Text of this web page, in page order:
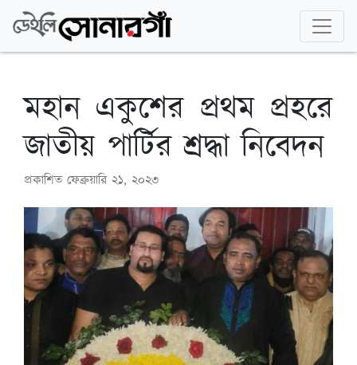
মহান একুশের প্রথম প্রহরে
জাতীয় পার্টির শ্রদ্ধা নিবেদন
প্রকাশিত ফেব্রুয়ারি ২১, ২০২৩